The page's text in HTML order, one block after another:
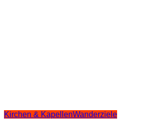
Kirchen & KapellenWanderziele